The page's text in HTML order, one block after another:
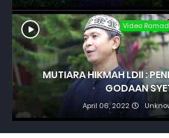
Video
MUTIARA HIKMAH LDII :
GODAAN
April 06, 2022